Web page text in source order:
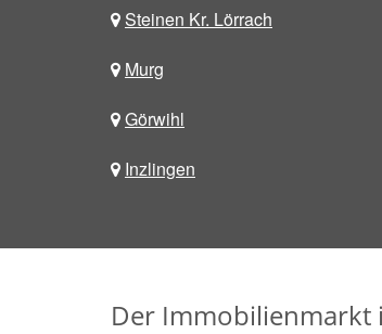
Steinen Kr. Lörrach
Murg
Görwihl
Inzlingen
Der Immobilienmarkt